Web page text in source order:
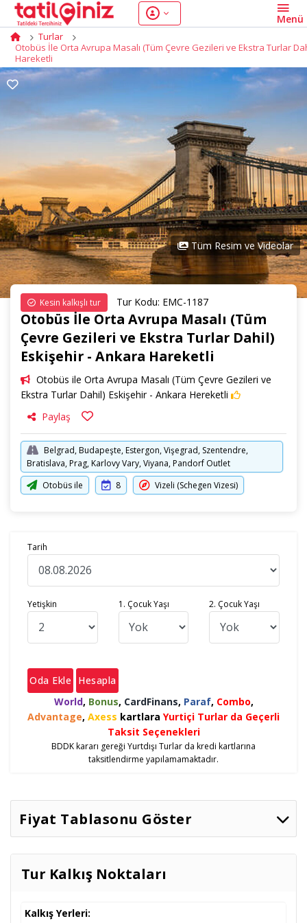
Turlar
Otobüs İle Orta Avrupa Masalı (Tüm Çevre Gezileri ve Ekstra Turlar
Hareketli
Tüm Resim ve Videolar
Kesin kalkışlı tur Tur Kodu: EMC-1187
Otobüs İle Orta Avrupa Masalı (Tüm
Çevre Gezileri ve Ekstra Turlar Dahil)
Eskişehir - Ankara Hareketli
Otobüs ile Orta Avrupa Masalı (Tüm Çevre Gezileri ve
Ekstra Turlar Dahil) Eskişehir - Ankara Hereketli
Paylaş
Belgrad, Budapeşte, Estergon, Vişegrad, Szentendre,
Bratislava, Prag, Karlovy Vary, Viyana, Pandorf Outlet
Otobüs ile
8 Vizeli (Schegen Vizesi)
Tarih
Yetişkin 1. Çocuk Yaşı 2. Çocuk Yaşı
Oda Ekle
Hesapla
World, Bonus, CardFinans, Paraf, Combo,
Advantage, Axess kartlara Yurtiçi Turlar da Geçerli
Taksit Seçenekleri
BDDK kararı gereği Yurtdışı Turlar da kredi kartlarına
taksitlendirme yapılamamaktadır.
Fiyat Tablasonu Göster
Tarih Seçenekler Taksitler
21.08.2026 3* & 4* Oteller Vb.
04.09.2026
3* & 4* Oteller Vb.
Tur Kalkış Noktaları
Kalkış Yerleri: